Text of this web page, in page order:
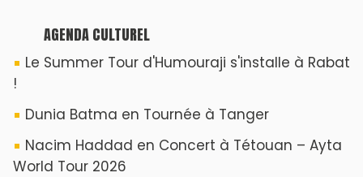
AGENDA CULTUREL
Le Summer Tour d'Humouraji s'installe à Rabat
!
Dunia Batma en Tournée à Tanger
Nacim Haddad en Concert à Tétouan – Ayta
World Tour 2026